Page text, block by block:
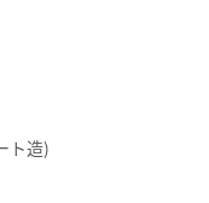
ト造)